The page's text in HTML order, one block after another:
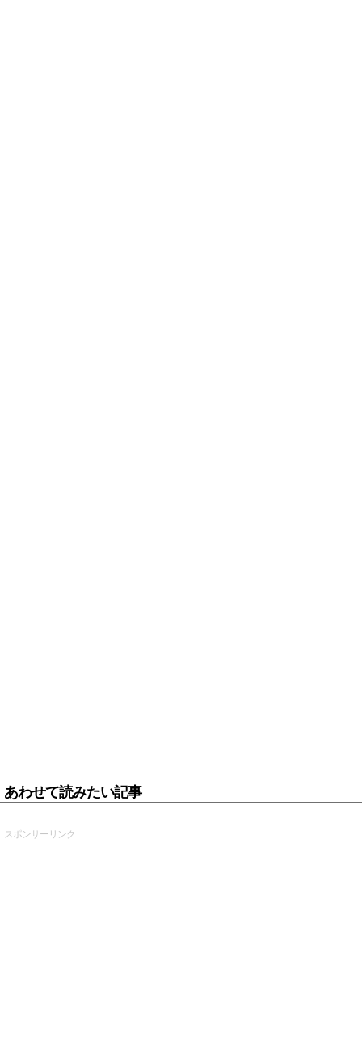
あわせて読みたい記事
スポンサーリンク